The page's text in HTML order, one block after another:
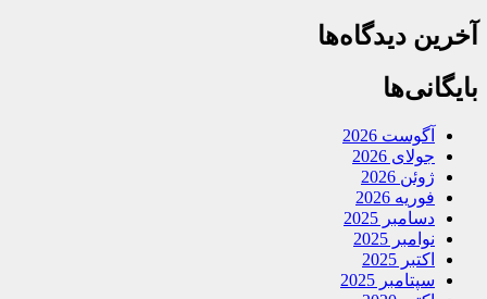
آخرین دیدگاه‌ها
بایگانی‌ها
آگوست 2026
جولای 2026
ژوئن 2026
فوریه 2026
دسامبر 2025
نوامبر 2025
اکتبر 2025
سپتامبر 2025